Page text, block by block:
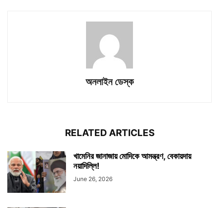
অনলাইন ডেস্ক
RELATED ARTICLES
খামেনির জানাজায় মোদিকে আমন্ত্রণ, বেকায়দায়
নয়াদিল্লি!
June 26, 2026